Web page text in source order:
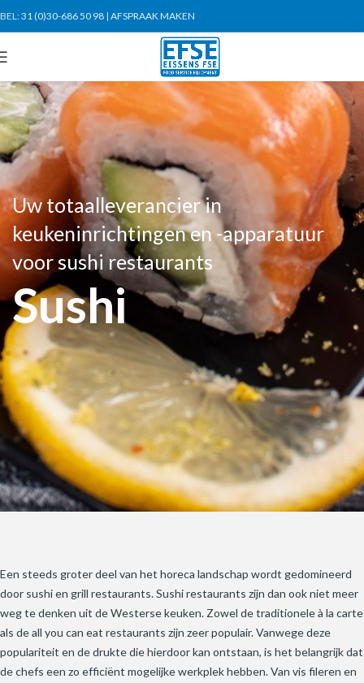
BEL:31 (0)30-686 50 98 | AFSPRAAK MAKEN
Uw totaalleverancier in
keukeninrichtingen en -apparatuur
voor sushi restaurants
Sushi
Een steeds groter deel van het horeca landschap wordt gedomineerd
door sushi en grill restaurants. Sushi restaurants zijn dan ook niet meer
weg te denken uit de Westerse keuken. Zowel de traditionele à la carte
als de all you can eat restaurants zijn zeer populair. Vanwege deze
populariteit en de drukte die hierdoor kan ontstaan, is het belangrijk dat
de chefs een zo efficiënt mogelijke werkplek hebben. Van vis fileren en